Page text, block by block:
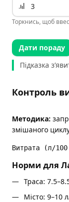
Торкнись, щоб
Дати пораду
Підказка
Контроль
Методика:
змішаного
Витрата (л/
Норми для
Траса:
Місто: 9–10